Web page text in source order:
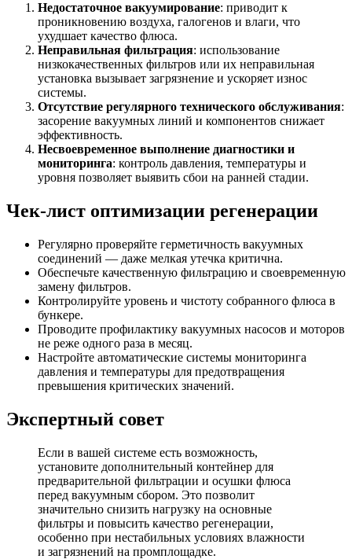
Недостаточное вакуумирование: приводит к
проникновению воздуха, галогенов и влаги, что
ухудшает качество флюса.
Неправильная фильтрация: использование
низкокачественных фильтров или их неправильная
установка вызывает загрязнение и ускоряет износ
системы.
Отсутствие регулярного технического обслуживания:
засорение вакуумных линий и компонентов снижает
эффективность.
Несвоевременное выполнение диагностики и
мониторинга: контроль давления, температуры и
уровня позволяет выявить сбои на ранней стадии.
Чек-лист оптимизации регенерации
Регулярно проверяйте герметичность вакуумных
соединений — даже мелкая утечка критична.
Обеспечьте качественную фильтрацию и своевременную
замену фильтров.
Контролируйте уровень и чистоту собранного флюса в
бункере.
Проводите профилактику вакуумных насосов и моторов
не реже одного раза в месяц.
Настройте автоматические системы мониторинга
давления и температуры для предотвращения
превышения критических значений.
Экспертный совет
Если в вашей системе есть возможность,
установите дополнительный контейнер для
предварительной фильтрации и осушки флюса
перед вакуумным сбором. Это позволит
значительно снизить нагрузку на основные
фильтры и повысить качество регенерации,
особенно при нестабильных условиях влажности
и загрязнений на промплощадке.